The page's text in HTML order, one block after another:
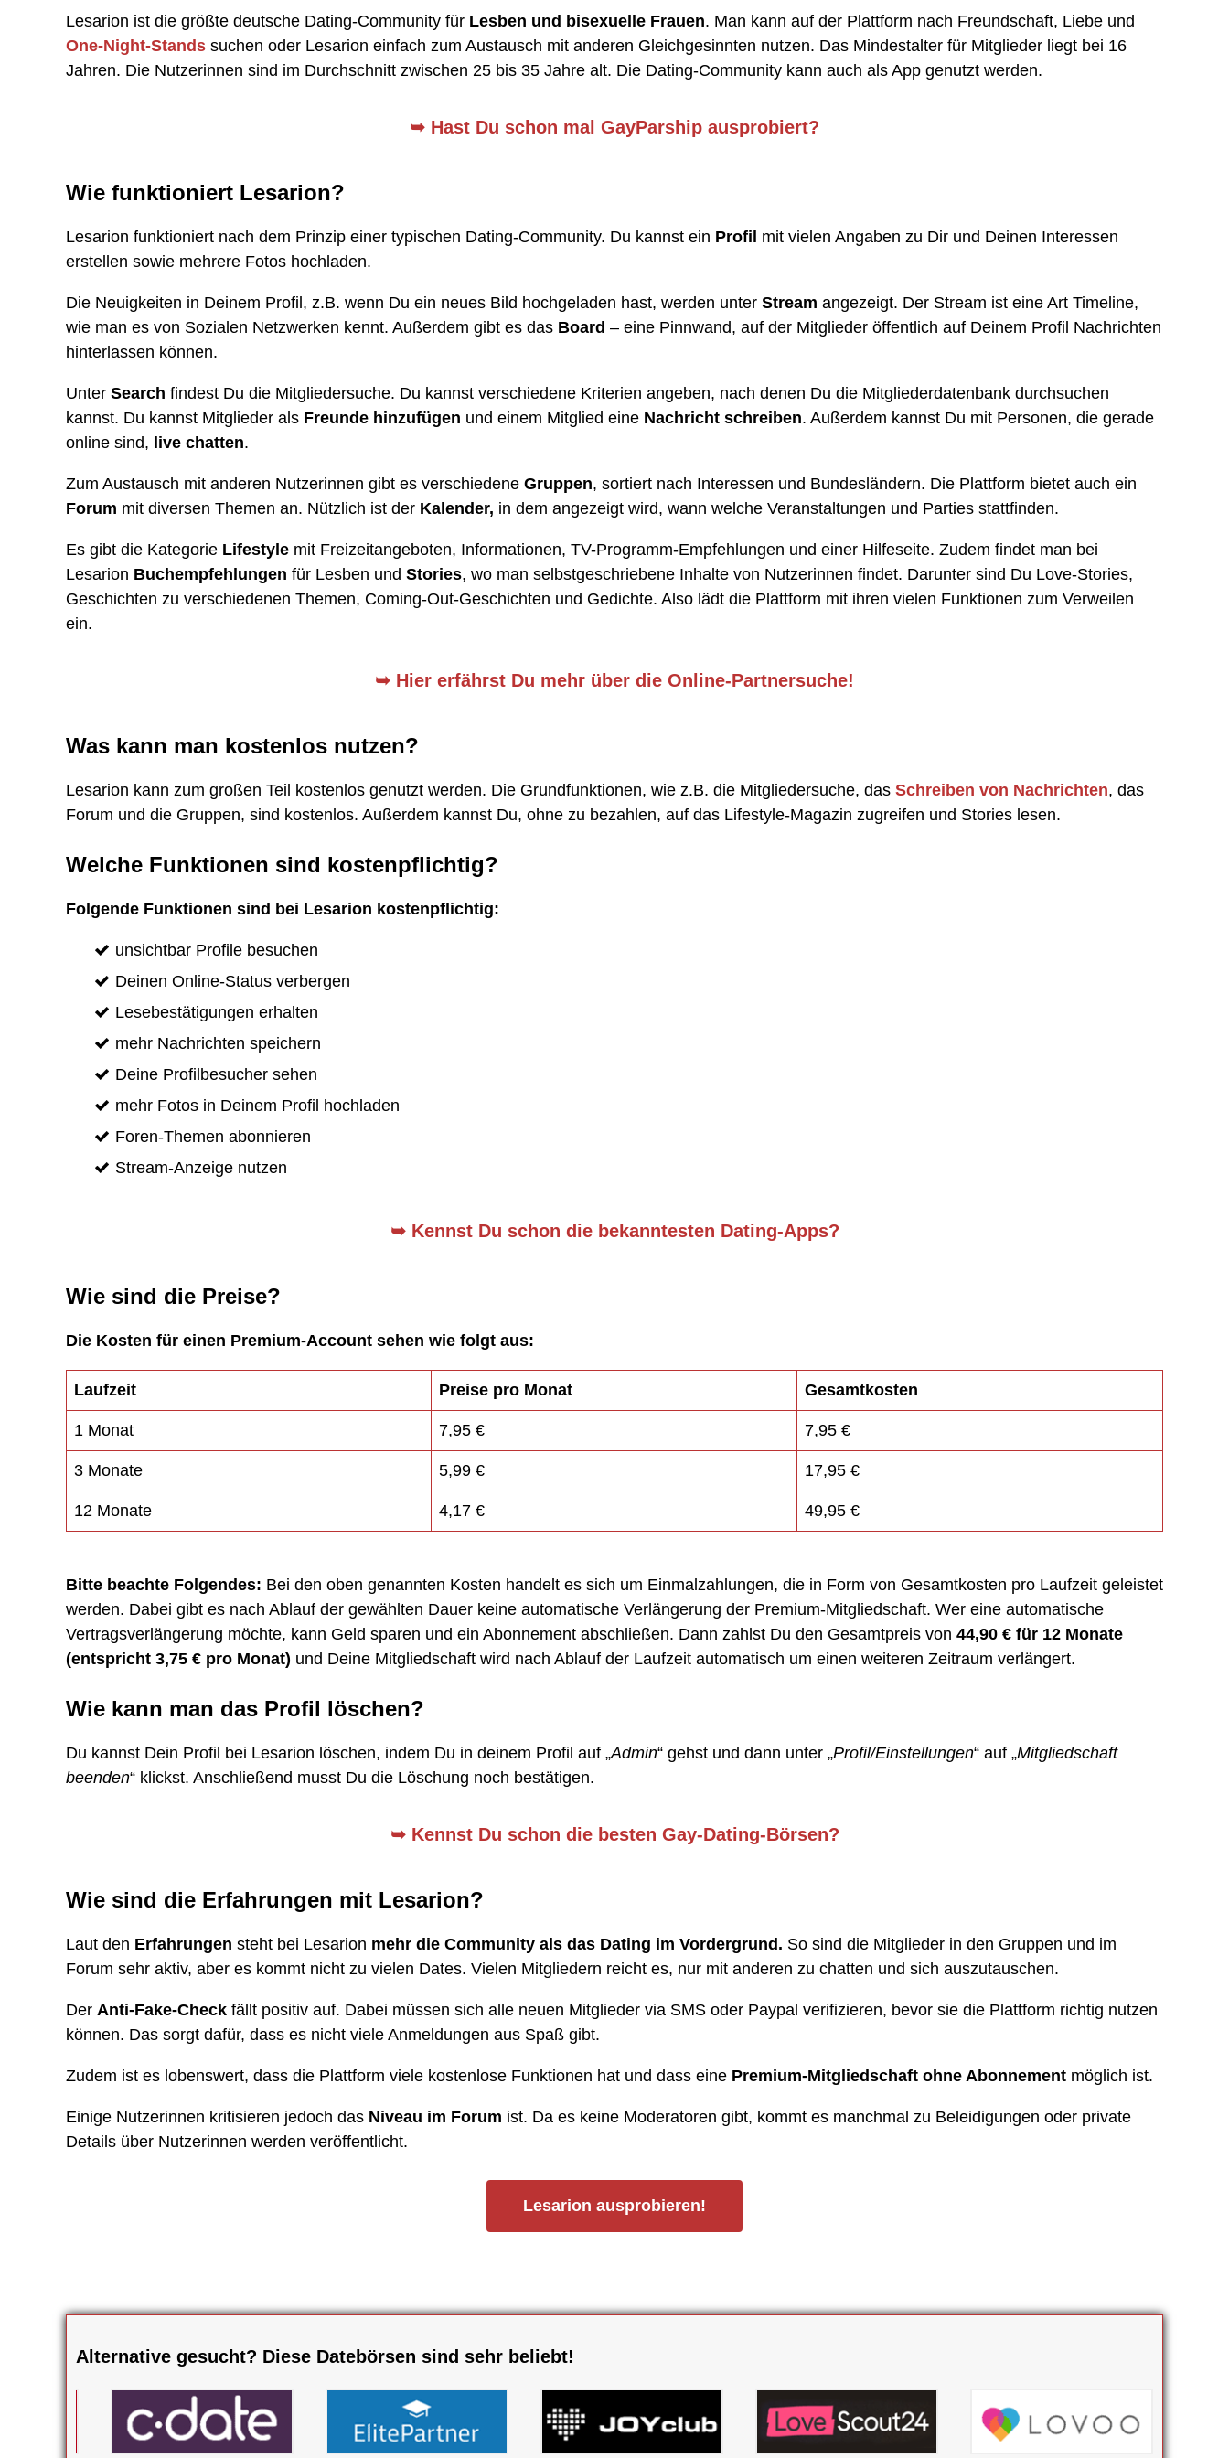
Lesarion ist die größte deutsche Dating-Community für Lesben und bisexuelle Frauen. Man kann auf der Plattform nach Freundschaft, Liebe und
One-Night-Stands suchen oder Lesarion einfach zum Austausch mit anderen Gleichgesinnten nutzen. Das Mindestalter für Mitglieder liegt bei 16
Jahren. Die Nutzerinnen sind im Durchschnitt zwischen 25 bis 35 Jahre alt. Die Dating-Community kann auch als App genutzt werden.
➥ Hast Du schon mal GayParship ausprobiert?
Wie funktioniert Lesarion?
Lesarion funktioniert nach dem Prinzip einer typischen Dating-Community. Du kannst ein Profil mit vielen Angaben zu Dir und Deinen Interessen
erstellen sowie mehrere Fotos hochladen.
Die Neuigkeiten in Deinem Profil, z.B. wenn Du ein neues Bild hochgeladen hast, werden unter Stream angezeigt. Der Stream ist eine Art Timeline,
wie man es von Sozialen Netzwerken kennt. Außerdem gibt es das Board – eine Pinnwand, auf der Mitglieder öffentlich auf Deinem Profil Nachrichten
hinterlassen können.
Unter Search findest Du die Mitgliedersuche. Du kannst verschiedene Kriterien angeben, nach denen Du die Mitgliederdatenbank durchsuchen
kannst. Du kannst Mitglieder als Freunde hinzufügen und einem Mitglied eine Nachricht schreiben. Außerdem kannst Du mit Personen, die gerade
online sind, live chatten.
Zum Austausch mit anderen Nutzerinnen gibt es verschiedene Gruppen, sortiert nach Interessen und Bundesländern. Die Plattform bietet auch ein
Forum mit diversen Themen an. Nützlich ist der Kalender, in dem angezeigt wird, wann welche Veranstaltungen und Parties stattfinden.
Es gibt die Kategorie Lifestyle mit Freizeitangeboten, Informationen, TV-Programm-Empfehlungen und einer Hilfeseite. Zudem findet man bei
Lesarion Buchempfehlungen für Lesben und Stories, wo man selbstgeschriebene Inhalte von Nutzerinnen findet. Darunter sind Du Love-Stories,
Geschichten zu verschiedenen Themen, Coming-Out-Geschichten und Gedichte. Also lädt die Plattform mit ihren vielen Funktionen zum Verweilen
ein.
➥ Hier erfährst Du mehr über die Online-Partnersuche!
Was kann man kostenlos nutzen?
Lesarion kann zum großen Teil kostenlos genutzt werden. Die Grundfunktionen, wie z.B. die Mitgliedersuche, das Schreiben von Nachrichten, das
Forum und die Gruppen, sind kostenlos. Außerdem kannst Du, ohne zu bezahlen, auf das Lifestyle-Magazin zugreifen und Stories lesen.
Welche Funktionen sind kostenpflichtig?
Folgende Funktionen sind bei Lesarion kostenpflichtig:
unsichtbar Profile besuchen
Deinen Online-Status verbergen
Lesebestätigungen erhalten
mehr Nachrichten speichern
Deine Profilbesucher sehen
mehr Fotos in Deinem Profil hochladen
Foren-Themen abonnieren
Stream-Anzeige nutzen
➥ Kennst Du schon die bekanntesten Dating-Apps?
Wie sind die Preise?
Die Kosten für einen Premium-Account sehen wie folgt aus:
Laufzeit Preise pro Monat Gesamtkosten
1 Monat 7,95 € 7,95 €
3 Monate 5,99 € 17,95 €
12 Monate 4,17 € 49,95 €
Bitte beachte Folgendes: Bei den oben genannten Kosten handelt es sich um Einmalzahlungen, die in Form von Gesamtkosten pro Laufzeit geleistet
werden. Dabei gibt es nach Ablauf der gewählten Dauer keine automatische Verlängerung der Premium-Mitgliedschaft. Wer eine automatische
Vertragsverlängerung möchte, kann Geld sparen und ein Abonnement abschließen. Dann zahlst Du den Gesamtpreis von 44,90 € für 12 Monate
(entspricht 3,75 € pro Monat) und Deine Mitgliedschaft wird nach Ablauf der Laufzeit automatisch um einen weiteren Zeitraum verlängert.
Wie kann man das Profil löschen?
Du kannst Dein Profil bei Lesarion löschen, indem Du in deinem Profil auf „Admin“ gehst und dann unter „Profil/Einstellungen“ auf „Mitgliedschaft
beenden“ klickst. Anschließend musst Du die Löschung noch bestätigen.
➥ Kennst Du schon die besten Gay-Dating-Börsen?
Wie sind die Erfahrungen mit Lesarion?
Laut den Erfahrungen steht bei Lesarion mehr die Community als das Dating im Vordergrund. So sind die Mitglieder in den Gruppen und im
Forum sehr aktiv, aber es kommt nicht zu vielen Dates. Vielen Mitgliedern reicht es, nur mit anderen zu chatten und sich auszutauschen.
Der Anti-Fake-Check fällt positiv auf. Dabei müssen sich alle neuen Mitglieder via SMS oder Paypal verifizieren, bevor sie die Plattform richtig nutzen
können. Das sorgt dafür, dass es nicht viele Anmeldungen aus Spaß gibt.
Zudem ist es lobenswert, dass die Plattform viele kostenlose Funktionen hat und dass eine Premium-Mitgliedschaft ohne Abonnement möglich ist.
Einige Nutzerinnen kritisieren jedoch das Niveau im Forum ist. Da es keine Moderatoren gibt, kommt es manchmal zu Beleidigungen oder private
Details über Nutzerinnen werden veröffentlicht.
Lesarion ausprobieren!
Alternative gesucht? Diese Datebörsen sind sehr beliebt!